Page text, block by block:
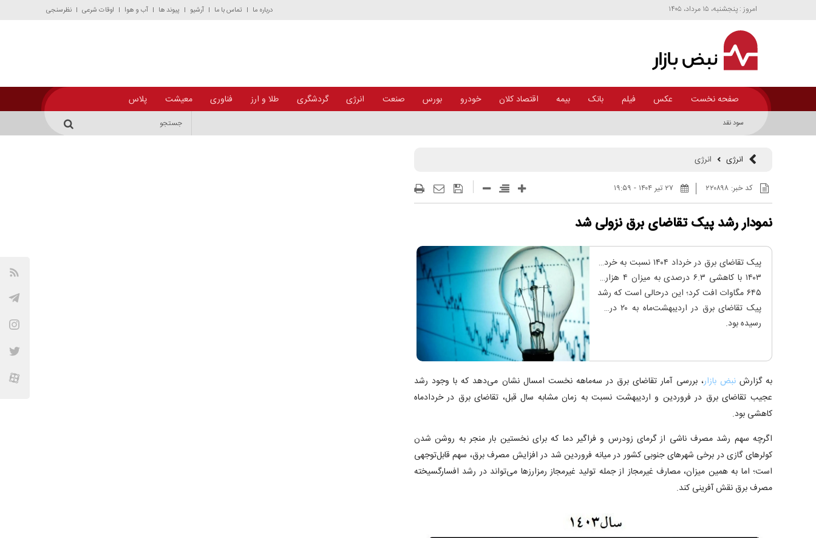
امروز : پنجشنبه، ۱۵ مرداد، ۱۴۰۵ درباره ما تماس با ما آرشیو پیوند ها آب و هوا اوقات شرعی نظرسنجی
صفحه نخست عکس فیلم بانک بیمه اقتصاد کلان خودرو بورس صنعت انرژی گردشگری طلا و ارز فناوری معیشت پلاس
سود نقدی ۳ هزار ریالی برای سهامداران شبهرن
انرژی انرژی
کد خبر:۲۲۰۸۹۸ ۲۷ تير ۱۴۰۴ - ۱۹:۵۹
نمودار رشد پیک تقاضای برق نزولی شد
پیک تقاضای برق در خرداد ۱۴۰۴ نسبت به خرداد
۱۴۰۳ با کاهشی ۶.۳ درصدی به میزان ۴ هزار و
۶۴۵ مگاوات افت کرد؛ این درحالی است که رشد
پیک تقاضای برق در اردیبهشت‌ماه به ۲۰ درصد
رسیده بود.
به گزارشنبض بازار، بررسی آمار تقاضای برق در سه‌ماهه نخست امسال نشان می‌دهد که با وجود رشد
عجیب تقاضای برق در فروردین و اردیبهشت نسبت به زمان مشابه سال قبل، تقاضای برق در خردادماه
کاهشی بود.
اگرچه سهم رشد مصرف ناشی از گرمای زودرس و فراگیر دما که برای نخستین بار منجر به روشن شدن
کولر‌های گازی در برخی شهر‌های جنوبی کشور در میانه فروردین شد در افزایش مصرف برق، سهم قابل‌توجهی
است؛ اما به همین میزان، مصارف غیرمجاز از جمله تولید غیرمجاز رمزارز‌ها می‌تواند در رشد افسارگسیخته
مصرف برق نقش آفرینی کند.